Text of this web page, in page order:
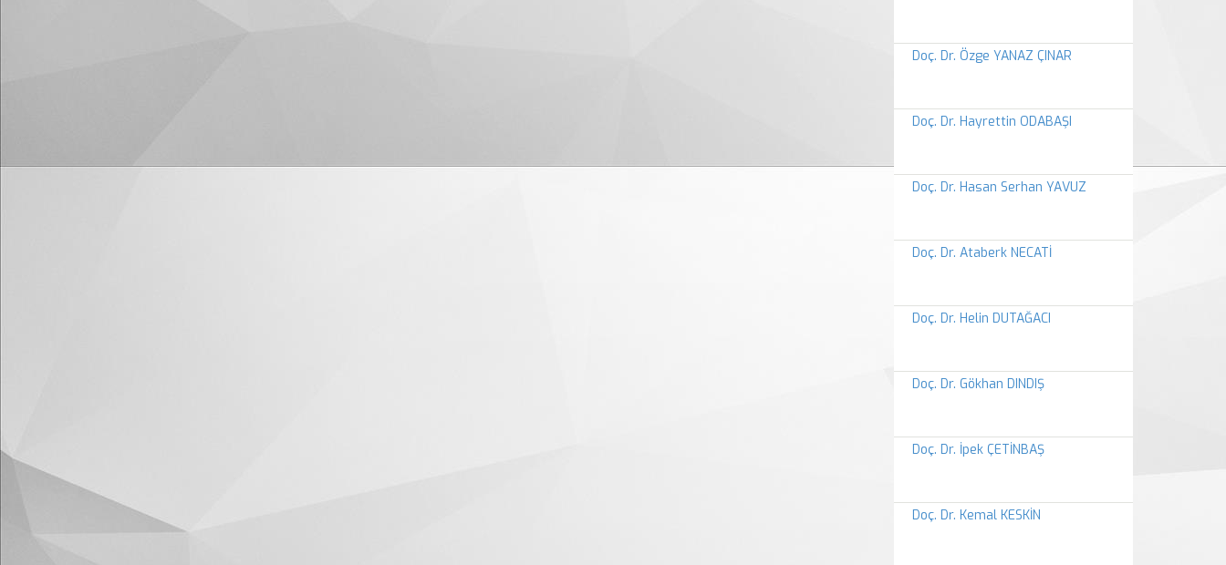
Doç. Dr. Özge YANAZ ÇINAR
Doç. Dr. Hayrettin ODABAŞI
Doç. Dr. Hasan Serhan YAVUZ
Doç. Dr. Ataberk NECATİ
Doç. Dr. Helin DUTAĞACI
Doç. Dr. Gökhan DINDIŞ
Doç. Dr. İpek ÇETİNBAŞ
Doç. Dr. Kemal KESKİN